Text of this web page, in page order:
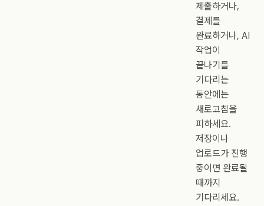
제출하거나,
결제를
완료하거나, AI
작업이
끝나기를
기다리는
동안에는
새로고침을
피하세요.
저장이나
업로드가 진행
중이면 완료될
때까지
기다리세요.